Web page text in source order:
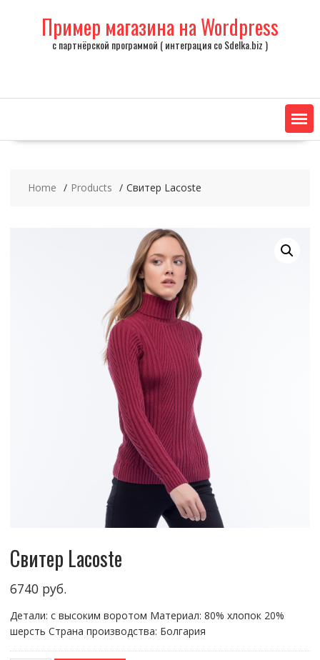
Пример магазина на Wordpress
с партнёрской программой ( интеграция со Sdelka.biz )
Home Products Свитер Lacoste
Свитер Lacoste
6740руб.
Детали: с высоким воротом Материал: 80% хлопок 20%
шерсть Страна производства: Болгария